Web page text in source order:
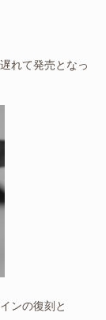
れて発売となっ
ンの復刻と